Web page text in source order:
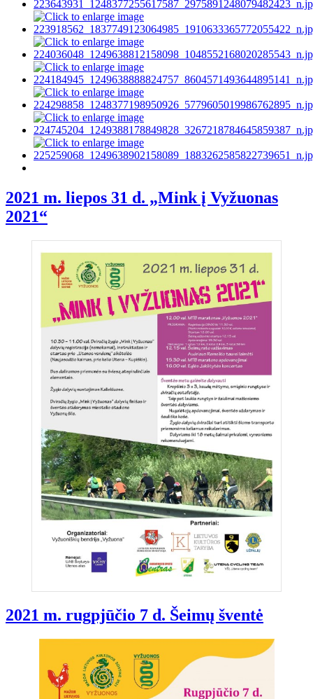
2021 m. liepos 31 d. „Mink į Vyžuonas
2021“
2021 m. rugpjūčio 7 d. Šeimų šventė